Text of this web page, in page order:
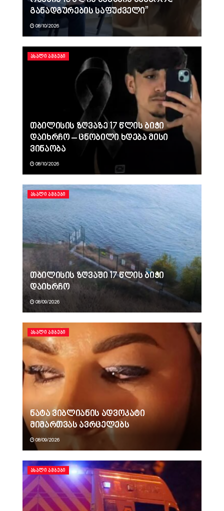
განადგურების საფუძველი”
08/10/2026
ᲐᲮᲐᲚᲘ ᲐᲛᲑᲔᲑᲘ
თბილისის ზღვაზე 17 წლის ბიჭი
დაიხრჩო – ცნობილი ხდება მისი
ვინაობა
08/10/2026
ᲐᲮᲐᲚᲘ ᲐᲛᲑᲔᲑᲘ
თბილისის ზღვაში 17 წლის ბიჭი
დაიხრჩო
08/09/2026
ᲐᲮᲐᲚᲘ ᲐᲛᲑᲔᲑᲘ
ნატა ვიბლიანის ადვოკატი
მიმართვას ავრცელებს
08/09/2026
ᲐᲮᲐᲚᲘ ᲐᲛᲑᲔᲑᲘ